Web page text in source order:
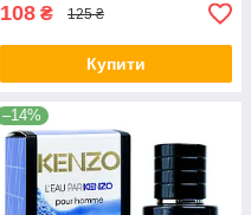
108 ₴ 125 ₴
Купити
–14%